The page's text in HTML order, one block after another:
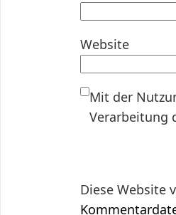
Website
Mit der
Verarbeitung
Diese Website